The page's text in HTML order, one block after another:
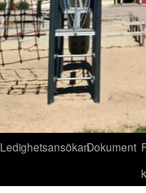
LedighetsansökanDokument